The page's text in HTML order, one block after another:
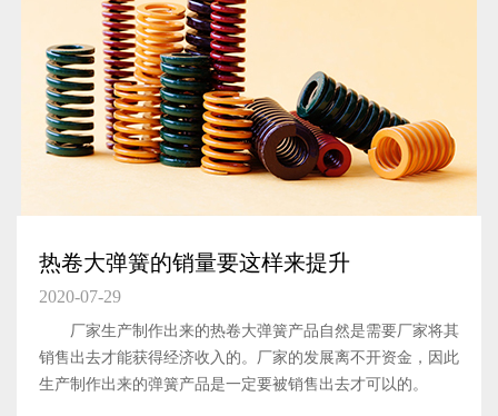
热卷大弹簧的销量要这样来提升
2020-07-29
厂家生产制作出来的热卷大弹簧产品自然是需要厂家将其
销售出去才能获得经济收入的。厂家的发展离不开资金，因此
生产制作出来的弹簧产品是一定要被销售出去才可以的。